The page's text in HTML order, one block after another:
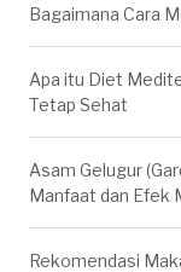
Bagaimana Cara
Apa itu Diet
Tetap Sehat
Asam Gelugur
Manfaat dan Efek
Rekomendasi